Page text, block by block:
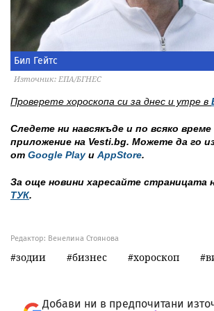
Бил Гейтс
Източник: ЕПА/БГНЕС
Проверете хороскопа си за днес и утре в
Следете ни навсякъде и по всяко
приложение на Vesti.bg. Можете да го
от Google Playи AppStore.
За още новини харесайте страницата
ТУК.
Редактор: Венелина Стоянова
зодии бизнес хороскоп
Добави ни в предпочитани